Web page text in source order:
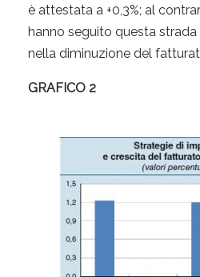
è attestata a +0,3%; al
hanno seguito questa
nella diminuzione del
GRAFICO 2